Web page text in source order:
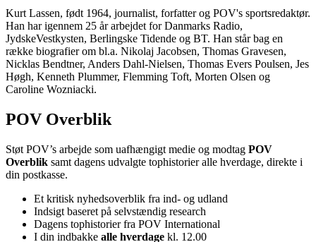
Kurt Lassen, født 1964, journalist, forfatter og POV's sportsredaktør.
Han har igennem 25 år arbejdet for Danmarks Radio,
JydskeVestkysten, Berlingske Tidende og BT. Han står bag en
række biografier om bl.a. Nikolaj Jacobsen, Thomas Gravesen,
Nicklas Bendtner, Anders Dahl-Nielsen, Thomas Evers Poulsen, Jes
Høgh, Kenneth Plummer, Flemming Toft, Morten Olsen og
Caroline Wozniacki.
POV Overblik
Støt POV’s arbejde som uafhængigt medie og modtag POV
Overblik samt dagens udvalgte tophistorier alle hverdage, direkte i
din postkasse.
Et kritisk nyhedsoverblik fra ind- og udland
Indsigt baseret på selvstændig research
Dagens tophistorier fra POV International
I din indbakke alle hverdage kl. 12.00